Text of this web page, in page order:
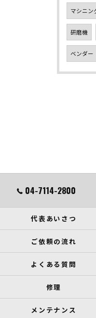
マシニン
研磨機
ベンダー
04-7114-2800
代表あいさつ
ご依頼の流れ
よくある質問
修理
メンテナンス